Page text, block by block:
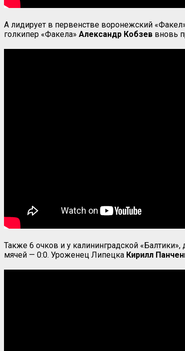
А лидирует в первенстве воронежский
голкипер «Факела» Александр Кобзев вновь
Также 6 очков и у калининградской
мячей — 0:0. Уроженец Липецка Кирилл